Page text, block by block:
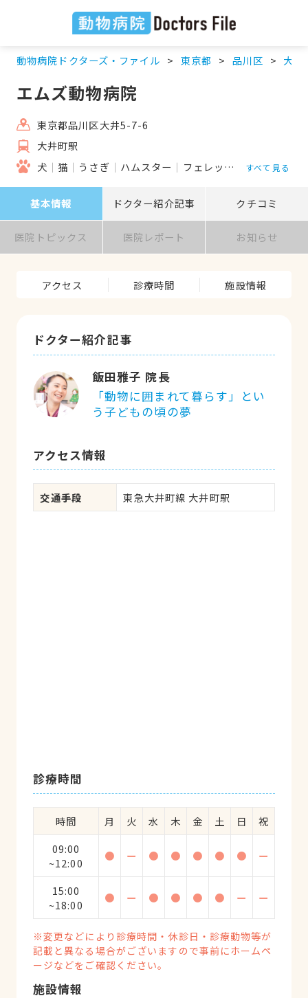
動物病院ドクターズ・ファイル 東京都 品川区 大井
エムズ動物病院
東京都品川区大井5-7-6
大井町駅
犬
猫 うさぎ ハムスター フェレット 鳥類 モル
すべて見る
基本情報 ドクター紹介記事 クチコミ
医院トピックス 医院レポート お知らせ
アクセス 診療時間 施設情報
ドクター紹介記事
飯田雅子 院長
「動物に囲まれて暮らす」とい
う子どもの頃の夢
アクセス情報
交通手段 東急大井町線 大井町駅
診療時間
時間 月 火 水 木 金 土 日
祝
09:00
~12:00
● ー ● ● ● ● ● ー
15:00
~18:00
● ー ● ● ● ● ー ー
※変更などにより診療時間・休診日・診療動物等が
記載と異なる場合がございますので事前にホームペ
ージなどをご確認ください。
施設情報